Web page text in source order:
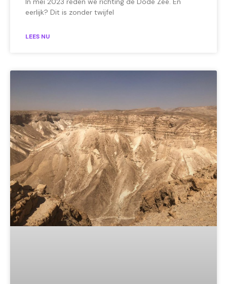
eerlijk? Dit is zonder twijfel
LEES NU